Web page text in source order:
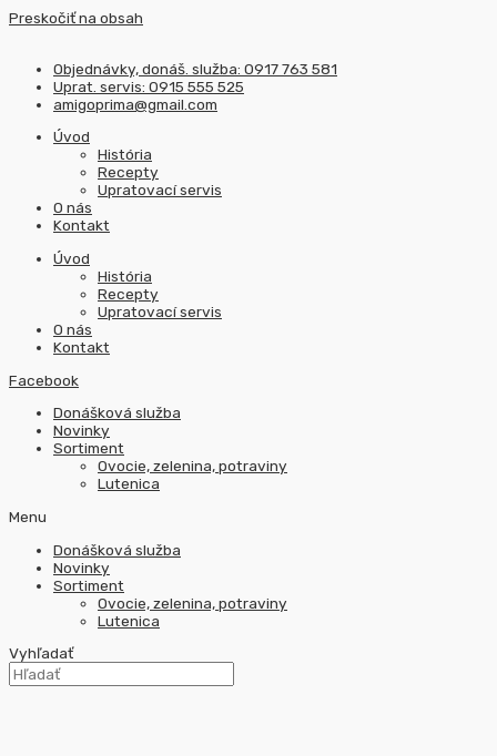
Preskočiť na obsah
Objednávky, donáš. služba: 0917 763 581
Uprat. servis: 0915 555 525
amigoprima@gmail.com
Úvod
História
Recepty
Upratovací servis
O nás
Kontakt
Úvod
História
Recepty
Upratovací servis
O nás
Kontakt
Facebook
Donášková služba
Novinky
Sortiment
Ovocie, zelenina, potraviny
Lutenica
Menu
Donášková služba
Novinky
Sortiment
Ovocie, zelenina, potraviny
Lutenica
Vyhľadať